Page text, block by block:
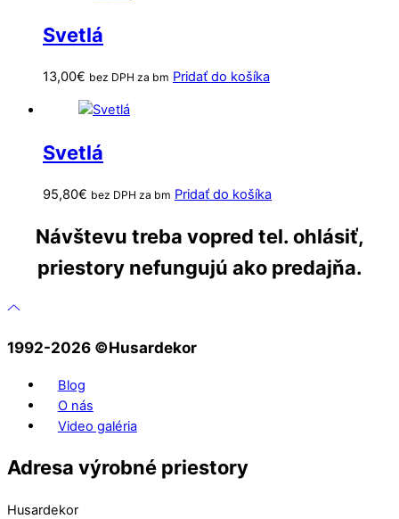
Svetlá
13,00€ bez DPH za bm Pridať do košíka
Svetlá
95,80€ bez DPH za bm Pridať do košíka
Návštevu treba vopred tel. ohlásiť,
priestory nefungujú ako predajňa.
1992-2026 ©️Husardekor
Blog
O nás
Video galéria
Adresa výrobné priestory
Husardekor